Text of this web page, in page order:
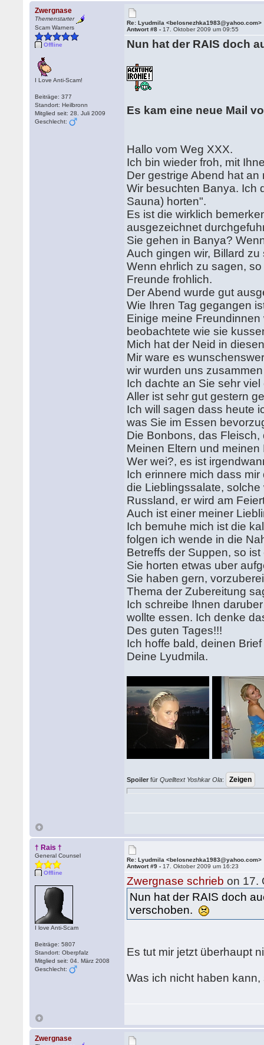
Zwergnase
Themenstarter
Scam Warners
Offline
I Love Anti-Scam!
Beiträge: 377
Standort: Heilbronn
Mitglied seit: 28. Juli 2009
Geschlecht:
Re: Lyudmila <belosnezhka1983@yahoo.com>
Antwort #8 - 17. Oktober 2009 um 09:55
Nun hat der RAIS doch
Es kam eine neue Mail
Hallo vom Weg XXX.
Ich bin wieder froh, mit
Der gestrige Abend hat
Wir besuchten Banya. Ich
Sauna) horten".
Es ist die wirklich
ausgezeichnet
Sie gehen in Banya?
Auch gingen wir, Billard
Wenn ehrlich zu sagen,
Freunde frohlich.
Der Abend wurde gut
Wie Ihren Tag gegangen
Einige meine
beobachtete wie sie
Mich hat der Neid in
Mir ware es
wir wurden uns
Ich dachte an Sie sehr
Aller ist sehr gut gestern
Ich will sagen dass heute
was Sie im Essen
Die Bonbons, das
Meinen Eltern und
Wer wei?, es ist
Ich erinnere mich dass
die Lieblingssalate,
Russland, er wird am
Auch ist einer meiner
Ich bemuhe mich ist die
folgen ich wende in die
Betreffs der Suppen, so
Sie horten etwas uber
Sie haben gern,
Thema der Zubereitung
Ich schreibe Ihnen
wollte essen. Ich denke
Des guten Tages!!!
Ich hoffe bald, deinen
Deine Lyudmila.
Spoiler fürQuelltext Yoshkar Ola:
† Rais †
General Counsel
Offline
I love Anti-Scam
Beiträge: 5807
Standort: Oberpfalz
Mitglied seit: 04. März 2008
Geschlecht:
Re: Lyudmila <belosnezhka1983@yahoo.com>
Antwort #9 - 17. Oktober 2009 um 16:23
Zwergnase schrieb on 17.
Nun hat der RAIS doch
verschoben.
Es tut mir jetzt überhaupt
Was ich nicht haben
Zwergnase